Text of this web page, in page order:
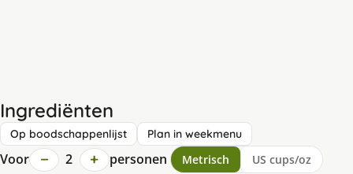
Ingrediënten
Op boodschappenlijst Plan in weekmenu
Voor − 2 + personen Metrisch US cups/oz